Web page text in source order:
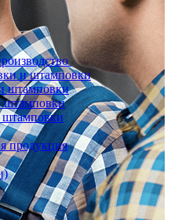
и штамповки
штамповки
штамповки
штамповки
продукция